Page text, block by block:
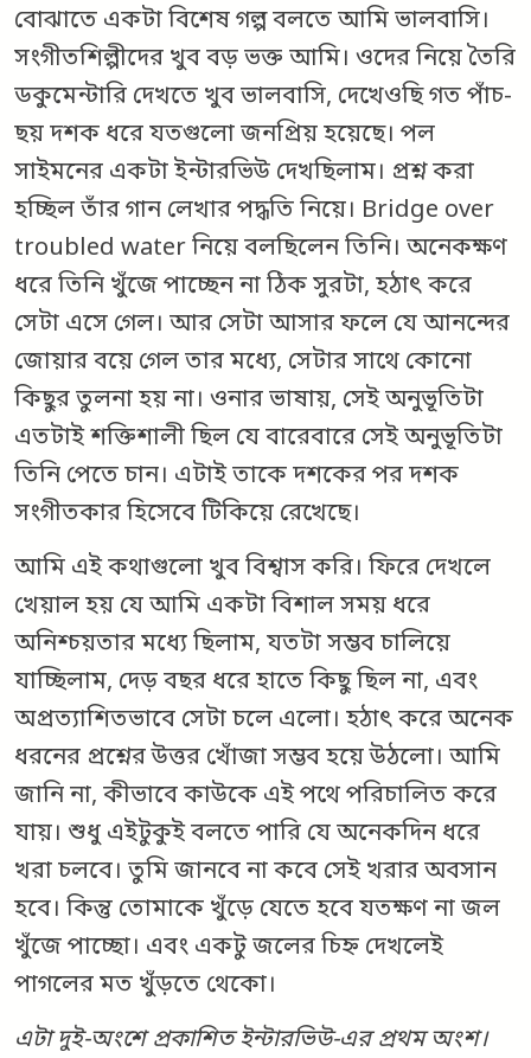
বোঝাতে একটা বিশেষ গল্প বলতে আমি ভালবাসি।
সংগীতশিল্পীদের খুব বড় ভক্ত আমি। ওদের নিয়ে তৈরি
ডকুমেন্টারি দেখতে খুব ভালবাসি, দেখেওছি গত পাঁচ-
ছয় দশক ধরে যতগুলো জনপ্রিয় হয়েছে। পল
সাইমনের একটা ইন্টারভিউ দেখছিলাম। প্রশ্ন করা
হচ্ছিল তাঁর গান লেখার পদ্ধতি নিয়ে। Bridge over
troubled water নিয়ে বলছিলেন তিনি। অনেকক্ষণ
ধরে তিনি খুঁজে পাচ্ছেন না ঠিক সুরটা, হঠাৎ করে
সেটা এসে গেল। আর সেটা আসার ফলে যে আনন্দের
জোয়ার বয়ে গেল তার মধ্যে, সেটার সাথে কোনো
কিছুর তুলনা হয় না। ওনার ভাষায়, সেই অনুভূতিটা
এতটাই শক্তিশালী ছিল যে বারেবারে সেই অনুভূতিটা
তিনি পেতে চান। এটাই তাকে দশকের পর দশক
সংগীতকার হিসেবে টিকিয়ে রেখেছে।
আমি এই কথাগুলো খুব বিশ্বাস করি। ফিরে দেখলে
খেয়াল হয় যে আমি একটা বিশাল সময় ধরে
অনিশ্চয়তার মধ্যে ছিলাম, যতটা সম্ভব চালিয়ে
যাচ্ছিলাম, দেড় বছর ধরে হাতে কিছু ছিল না, এবং
অপ্রত্যাশিতভাবে সেটা চলে এলো। হঠাৎ করে অনেক
ধরনের প্রশ্নের উত্তর খোঁজা সম্ভব হয়ে উঠলো। আমি
জানি না, কীভাবে কাউকে এই পথে পরিচালিত করে
যায়। শুধু এইটুকুই বলতে পারি যে অনেকদিন ধরে
খরা চলবে। তুমি জানবে না কবে সেই খরার অবসান
হবে। কিন্তু তোমাকে খুঁড়ে যেতে হবে যতক্ষণ না জল
খুঁজে পাচ্ছো। এবং একটু জলের চিহ্ন দেখলেই
পাগলের মত খুঁড়তে থেকো।
এটা দুই-অংশে প্রকাশিত ইন্টারভিউ-এর প্রথম অংশ।